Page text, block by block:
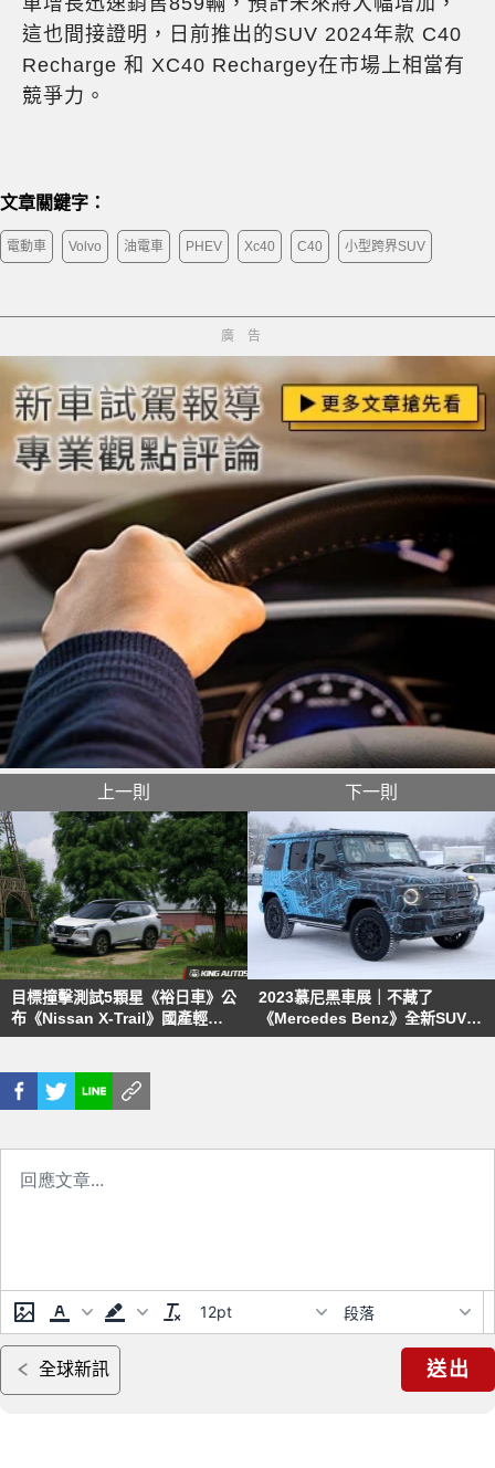
這也間接證明，日前推出的SUV 2024年款 C40
Recharge 和 XC40 Rechargey在市場上相當有
競爭力。
文章關鍵字：
電動車 Volvo 油電車 PHEV Xc40 C40 小型跨界SUV
廣告
上一則
目標撞擊測試5顆星《裕日車》公
布《Nissan X-Trail》國產輕油
電 車身鋼材剛性
下一則
2023慕尼黑車展｜不藏了
《Mercedes Benz》全新SUV正
式亮相
12pt 段落
全球新訊 送出